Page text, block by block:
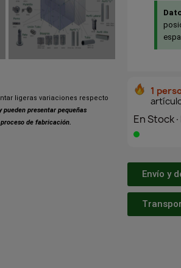
ligeras variaciones respecto
presentar pequeñas
de fabricación.
1
En
Envío y